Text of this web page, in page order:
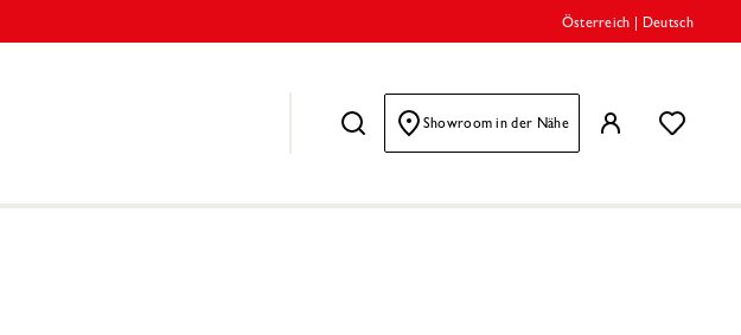
Österreich Deutsch
Showroom in der Nähe